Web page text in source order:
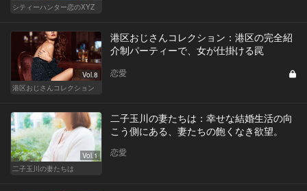
シティーハンター恋のXYZ
Vol.8
港区おじさんコレクション
港区おじさんコレクション：港区の完全紹
介制パーティーで、女が仕掛ける罠
恋愛
Vol.1
二子玉川の妻たちは
二子玉川の妻たちは：幸せな結婚生活の向
こう側にある、妻たちの飽くなき欲望。
恋愛